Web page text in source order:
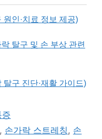
인·치료 정보 제공)
탈구 및 손 부상 관련
구 진단·재활 가이드)
, 손가락 스트레칭, 손